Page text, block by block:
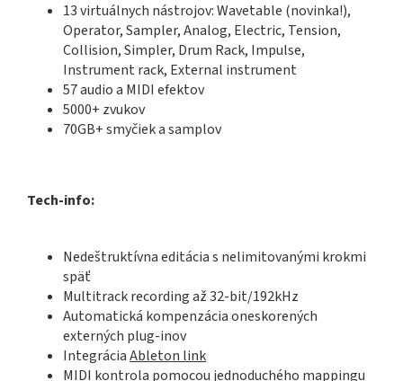
13 virtuálnych nástrojov:Wavetable (novinka!),
Operator, Sampler, Analog, Electric, Tension,
Collision, Simpler, Drum Rack, Impulse,
Instrument rack, External instrument
57 audio a MIDI efektov
5000+ zvukov
70GB+ smyčiek a samplov
Tech-info:
Nedeštruktívna editácia s nelimitovanými krokmi
späť
Multitrack recording až 32-bit/192kHz
Automatická kompenzácia oneskorených
externých plug-inov
IntegráciaAbleton link
MIDI kontrola pomocou jednoduchého mappingu